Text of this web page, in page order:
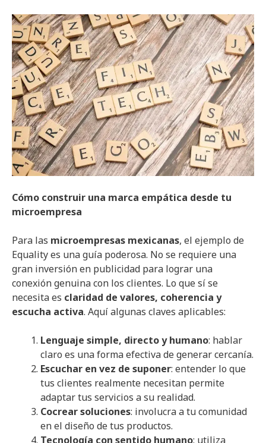
Cómo construir una marca empática desde tu
microempresa
Para las microempresas mexicanas, el ejemplo de
Equality es una guía poderosa. No se requiere una
gran inversión en publicidad para lograr una
conexión genuina con los clientes. Lo que sí se
necesita es claridad de valores, coherencia y
escucha activa. Aquí algunas claves aplicables:
Lenguaje simple, directo y humano: hablar
claro es una forma efectiva de generar cercanía.
Escuchar en vez de suponer: entender lo que
tus clientes realmente necesitan permite
adaptar tus servicios a su realidad.
Cocrear soluciones: involucra a tu comunidad
en el diseño de tus productos.
Tecnología con sentido humano: utiliza